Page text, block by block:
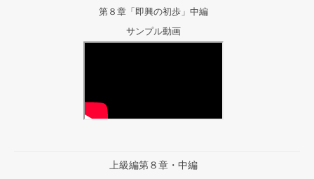
第８章「即興の初歩」中編
サンプル動画
上級編第８章・中編